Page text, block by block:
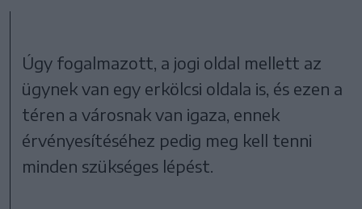
Úgy fogalmazott, a jogi oldal mellett az
ügynek van egy erkölcsi oldala is, és ezen a
téren a városnak van igaza, ennek
érvényesítéséhez pedig meg kell tenni
minden szükséges lépést.